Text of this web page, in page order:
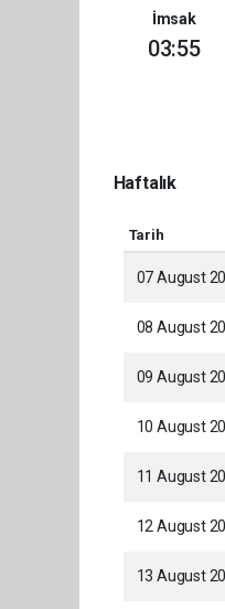
İmsak
03:55
Haftalık
Tarih
07 August
08 August
09 August
10 August
11 August
12 August
13 August